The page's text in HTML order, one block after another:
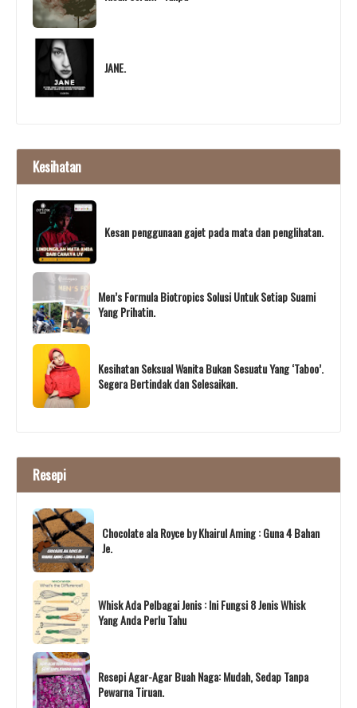
JANE.
Kesihatan
Kesan penggunaan gajet pada mata dan penglihatan.
Men’s Formula Biotropics Solusi Untuk Setiap Suami
Yang Prihatin.
Kesihatan Seksual Wanita Bukan Sesuatu Yang ‘Taboo’.
Segera Bertindak dan Selesaikan.
Resepi
Chocolate ala Royce by Khairul Aming : Guna 4 Bahan
Je.
Whisk Ada Pelbagai Jenis : Ini Fungsi 8 Jenis Whisk
Yang Anda Perlu Tahu
Resepi Agar-Agar Buah Naga: Mudah, Sedap Tanpa
Pewarna Tiruan.